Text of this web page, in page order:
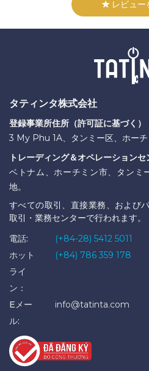
レビュー
タティンタ株式会社
登録事業所住所（許可証に基づく）
3 My Phu 1A、タンミー区、ホーチ
トレーディング＆オペレーションセ
ベトナム、ホーチミン市、タンミ
地。
すべての取引、直接業務、および
取引・業務センターで行われます。
電話:
(+84-28) 5412 5011
ホット
ライ
ン：
(+84) 786 359 178
Eメー
ル:
info@tatinta.com